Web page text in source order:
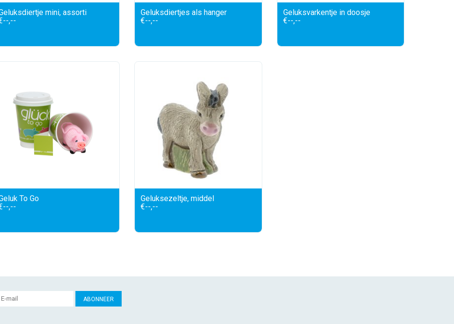
mini, assorti
,--
Geluksdiertjes als hanger
€--,--
Geluksvarkentje in doosje
€--,--
To Go
,--
Geluksezeltje, middel
€--,--
ABONNEER